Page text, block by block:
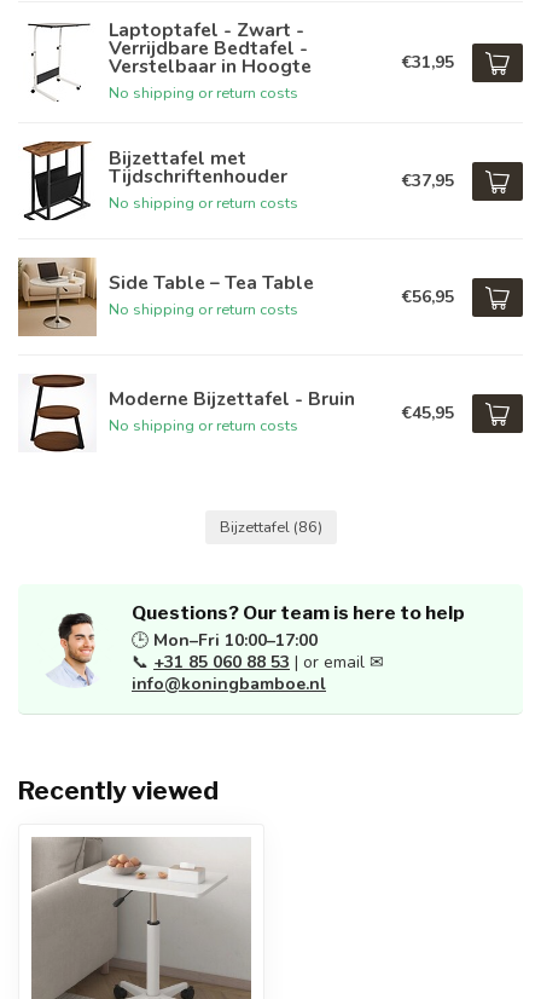
Laptoptafel - Zwart -
Verrijdbare Bedtafel -
Verstelbaar in Hoogte
No shipping or return costs
€31,95
Bijzettafel met
Tijdschriftenhouder
No shipping or return costs
€37,95
Side Table – Tea Table
No shipping or return costs
€56,95
Moderne Bijzettafel - Bruin
No shipping or return costs
€45,95
Bijzettafel (86)
Questions? Our team is here to help
🕒 Mon–Fri 10:00–17:00
📞 +31 85 060 88 53 | or email ✉
info@koningbamboe.nl
Recently viewed